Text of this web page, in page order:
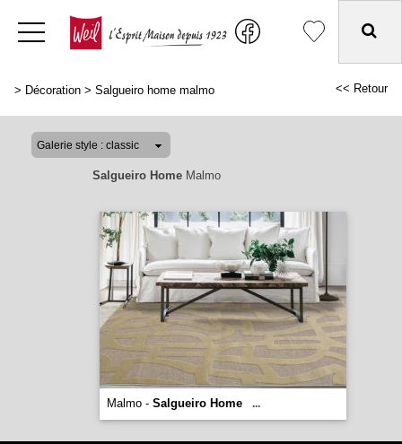
> Décoration > Salgueiro home malmo << Retour
Salgueiro HomeMalmo
Malmo - Salgueiro Home ...